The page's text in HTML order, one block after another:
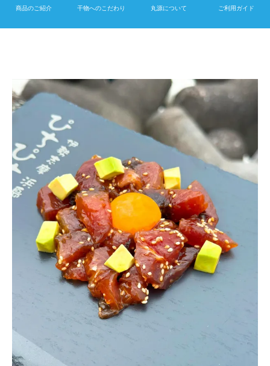
商品のご紹介 干物へのこだわり 丸源について ご利用ガイド